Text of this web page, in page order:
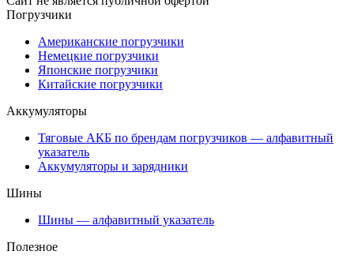
Погрузчики
Американские погрузчики
Немецкие погрузчики
Японские погрузчики
Китайские погрузчики
Аккумуляторы
Тяговые АКБ по брендам погрузчиков — алфавитный
указатель
Аккумуляторы и зарядники
Шины
Шины — алфавитный указатель
Полезное